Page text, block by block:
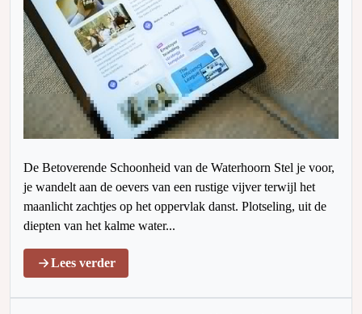
De Betoverende Schoonheid van de Waterhoorn Stel je voor,
je wandelt aan de oevers van een rustige vijver terwijl het
maanlicht zachtjes op het oppervlak danst. Plotseling, uit de
diepten van het kalme water...
Lees verder